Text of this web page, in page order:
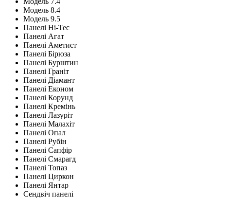
Модель 8.4
Модель 9.5
Панелі Hi-Tec
Панелі Агат
Панелі Аметист
Панелі Бірюза
Панелі Бурштин
Панелі Граніт
Панелі Діамант
Панелі Економ
Панелі Корунд
Панелі Кремінь
Панелі Лазуріт
Панелі Малахіт
Панелі Опал
Панелі Рубін
Панелі Сапфір
Панелі Смарагд
Панелі Топаз
Панелі Циркон
Панелі Янтар
Сендвіч панелі